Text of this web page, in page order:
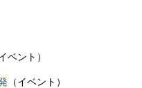
ベント）
（イベント）